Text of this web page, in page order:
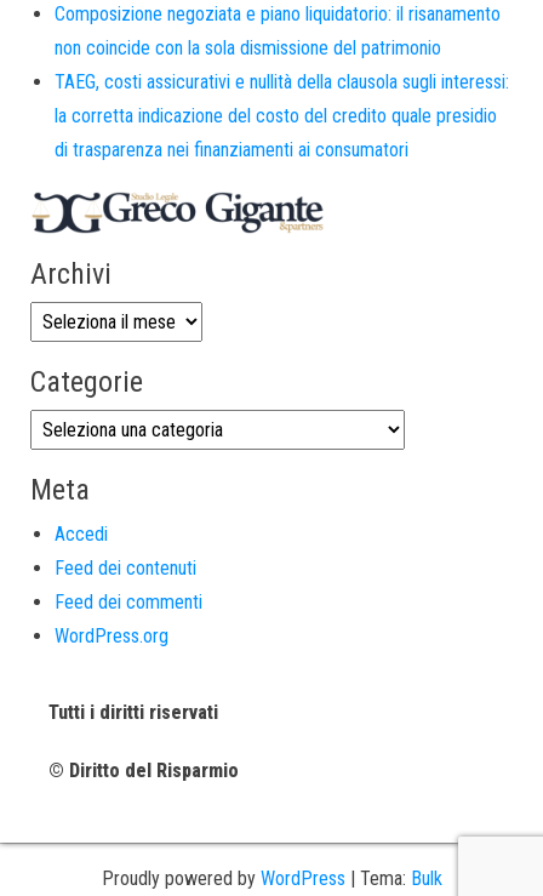
Composizione negoziata e piano liquidatorio: il risanamento
non coincide con la sola dismissione del patrimonio
TAEG, costi assicurativi e nullità della clausola sugli interessi:
la corretta indicazione del costo del credito quale presidio
di trasparenza nei finanziamenti ai consumatori
Archivi
Categorie
Meta
Accedi
Feed dei contenuti
Feed dei commenti
WordPress.org
Tutti i diritti riservati
© Diritto del Risparmio
Proudly powered by WordPress Tema: Bulk